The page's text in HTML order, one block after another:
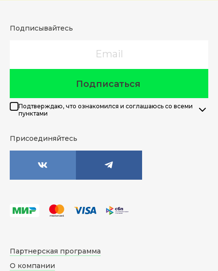
Подписывайтесь
Подписаться
Подтверждаю, что ознакомился и соглашаюсь со всеми
пунктами
Присоединяйтесь
Партнерская программа
О компании